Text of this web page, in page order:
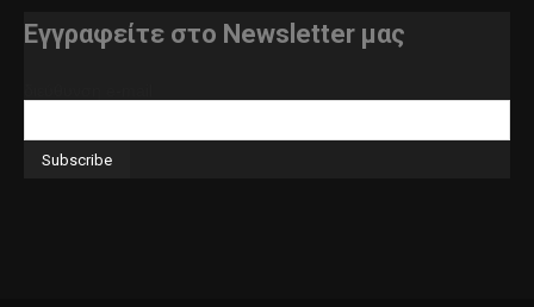
Εγγραφείτε στο Newsletter μας